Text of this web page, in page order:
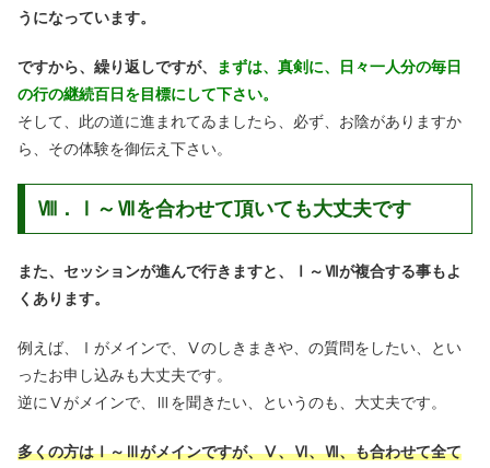
うになっています。
ですから、繰り返しですが、
まずは、真剣に、日々一人分の毎日
の行の継続百日を目標にして下さい。
そして、此の道に進まれてゐましたら、必ず、お陰がありますか
ら、その体験を御伝え下さい。
Ⅷ．Ⅰ～Ⅶを合わせて頂いても大丈夫です
また、セッションが進んで行きますと、Ⅰ～Ⅶが複合する事もよ
くあります。
例えば、Ⅰがメインで、Ⅴのしきまきや、の質問をしたい、とい
ったお申し込みも大丈夫です。
逆にⅤがメインで、Ⅲを聞きたい、というのも、大丈夫です。
多くの方はⅠ～Ⅲがメインですが、Ⅴ、Ⅵ、Ⅶ、も合わせて全て